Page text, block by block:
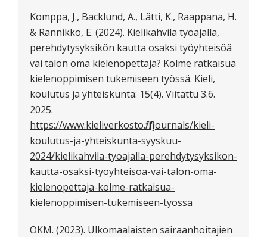
Komppa, J., Backlund, A., Lätti, K., Raappana, H.
& Rannikko, E. (2024). Kielikahvila työajalla,
perehdytysyksikön kautta osaksi työyhteisöä
vai talon oma kielenopettaja? Kolme ratkaisua
kielenoppimisen tukemiseen työssä. Kieli,
koulutus ja yhteiskunta: 15(4). Viitattu 3.6.
2025.
https://www.kieliverkosto.fi/fi/journals/kieli-
koulutus-ja-yhteiskunta-syyskuu-
2024/kielikahvila-tyoajalla-perehdytysyksikon-
kautta-osaksi-tyoyhteisoa-vai-talon-oma-
kielenopettaja-kolme-ratkaisua-
kielenoppimisen-tukemiseen-tyossa
OKM. (2023). Ulkomaalaisten sairaanhoitajien